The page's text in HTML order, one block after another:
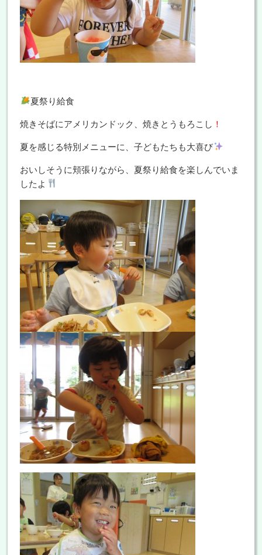
夏祭り給食
焼きそばにアメリカンドック、焼きとうもろこし ！
夏を感じる特別メニューに、子どもたちも大喜び
おいしそうに頬張りながら、夏祭り給食を楽しんでいま
したよ